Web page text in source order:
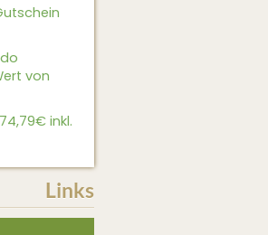
von
inkl.
Links